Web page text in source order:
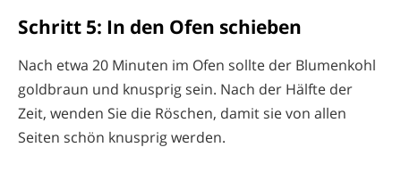
Schritt 5: In den Ofen schieben
Nach etwa 20 Minuten im Ofen sollte der Blumenkohl
goldbraun und knusprig sein. Nach der Hälfte der
Zeit, wenden Sie die Röschen, damit sie von allen
Seiten schön knusprig werden.